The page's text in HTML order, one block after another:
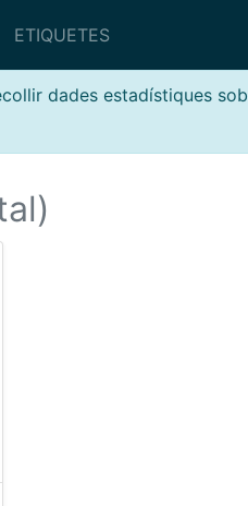
ETIQUETES
dades estadístiques